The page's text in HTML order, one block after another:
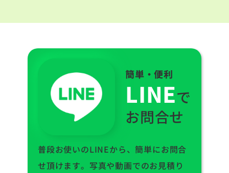
簡単・便利
LINEで
お問合せ
普段お使いのLINEから、簡単にお問合
せ頂けます。写真や動画でのお見積り